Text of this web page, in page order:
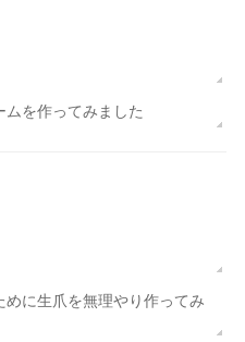
を作ってみました
に生爪を無理やり作ってみ